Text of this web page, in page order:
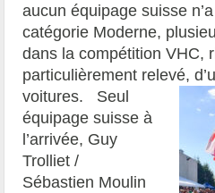
aucun équipage suisse
catégorie Moderne,
dans la compétition VHC,
particulièrement relevé,
voitures. Seul
équipage suisse à
l’arrivée, Guy
Trolliet /
Sébastien Moulin